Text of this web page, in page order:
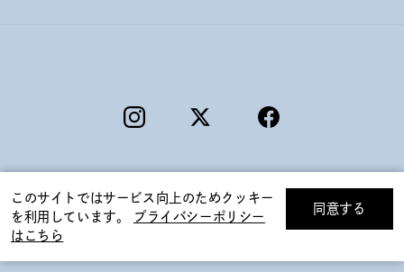
絞り込んで検索する
このサイトではサービス向上のためクッキー
を利用しています。
プライバシーポリシー
はこちら
同意する